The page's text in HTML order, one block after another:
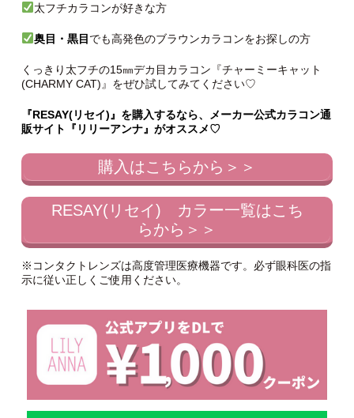
太フチカラコンが好きな方
奥目・黒目 でも高発色のブラウンカラコンをお探しの方
くっきり太フチの15㎜デカ目カラコン『チャーミーキャット
(CHARMY CAT)』をぜひ試してみてください♡
『RESAY(リセイ)』を購入するなら、メーカー公式カラコン通
販サイト『リリーアンナ』がオススメ♡
購入はこちらから＞＞
RESAY(リセイ) カラー一覧はこち
らから＞＞
※コンタクトレンズは高度管理医療機器です。必ず眼科医の指
示に従い正しくご使用ください。